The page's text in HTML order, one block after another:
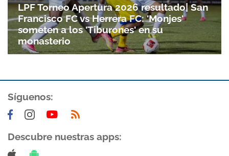
LPF Torneo Apertura 2026 resultado| San
Francisco FC vs Herrera FC: 'Monjes'
someten a los 'Tiburones' en su
monasterio
Síguenos:
Descubre nuestras apps: